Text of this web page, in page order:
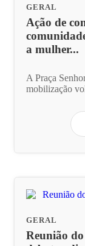
GERAL
Ação de
a mulher...
A Praça
mobilização
GERAL
Reunião